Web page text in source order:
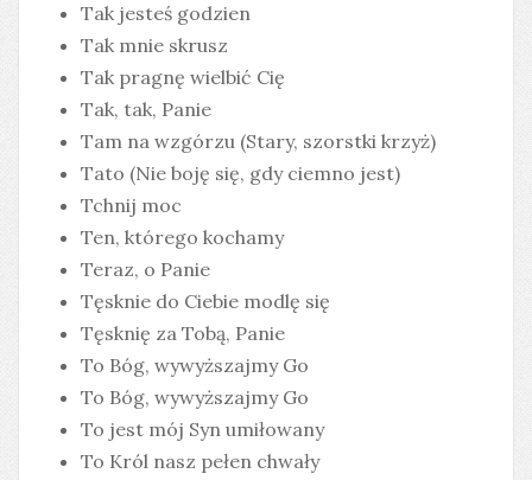
Tak jesteś godzien
Tak mnie skrusz
Tak pragnę wielbić Cię
Tak, tak, Panie
Tam na wzgórzu (Stary, szorstki krzyż)
Tato (Nie boję się, gdy ciemno jest)
Tchnij moc
Ten, którego kochamy
Teraz, o Panie
Tęsknie do Ciebie modlę się
Tęsknię za Tobą, Panie
To Bóg, wywyższajmy Go
To Bóg, wywyższajmy Go
To jest mój Syn umiłowany
To Król nasz pełen chwały